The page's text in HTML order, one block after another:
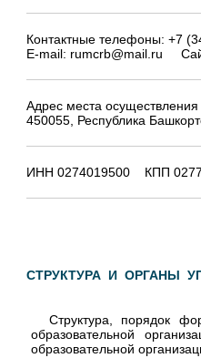
Контактные телефоны: +7
E-mail: rumcrb@mail.ru
Адрес места осуществления
450055, Республика
ИНН 0274019500 КПП
СТРУКТУРА И ОРГАНЫ
Структура, порядок
образовательной
образовательной